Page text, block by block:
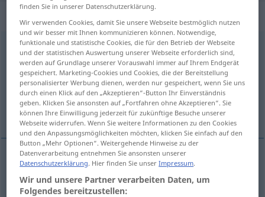
„Schornstein“ : Maskulinum
Schornsteinm
Übersicht aller Übersetzungen
(Für mehr Details die Übersetzung anklicken/antippen)
dímnik
Schornstein
finden Sie in unserer Datenschutzerklärung.
Wir verwenden Cookies, damit Sie unsere Webseite bestmöglich nutzen
und wir besser mit Ihnen kommunizieren können. Notwendige,
funktionale und statistische Cookies, die für den Betrieb der Webseite
und der statistischen Auswertung unserer Webseite erforderlich sind,
werden auf Grundlage unserer Vorauswahl immer auf Ihrem Endgerät
gespeichert. Marketing-Cookies und Cookies, die der Bereitstellung
personalisierter Werbung dienen, werden nur gespeichert, wenn Sie uns
durch einen Klick auf den „Akzeptieren“-Button Ihr Einverständnis
geben. Klicken Sie ansonsten auf „Fortfahren ohne Akzeptieren“. Sie
können Ihre Einwilligung jederzeit für zukünftige Besuche unserer
Webseite widerrufen. Wenn Sie weitere Informationen zu den Cookies
und den Anpassungsmöglichkeiten möchten, klicken Sie einfach auf den
Button „Mehr Optionen“. Weitergehende Hinweise zu der
Datenverarbeitung entnehmen Sie ansonsten unserer
Datenschutzerklärung. Hier finden Sie unserImpressum.
Wir und unsere Partner verarbeiten Daten, um
Folgendes bereitzustellen: